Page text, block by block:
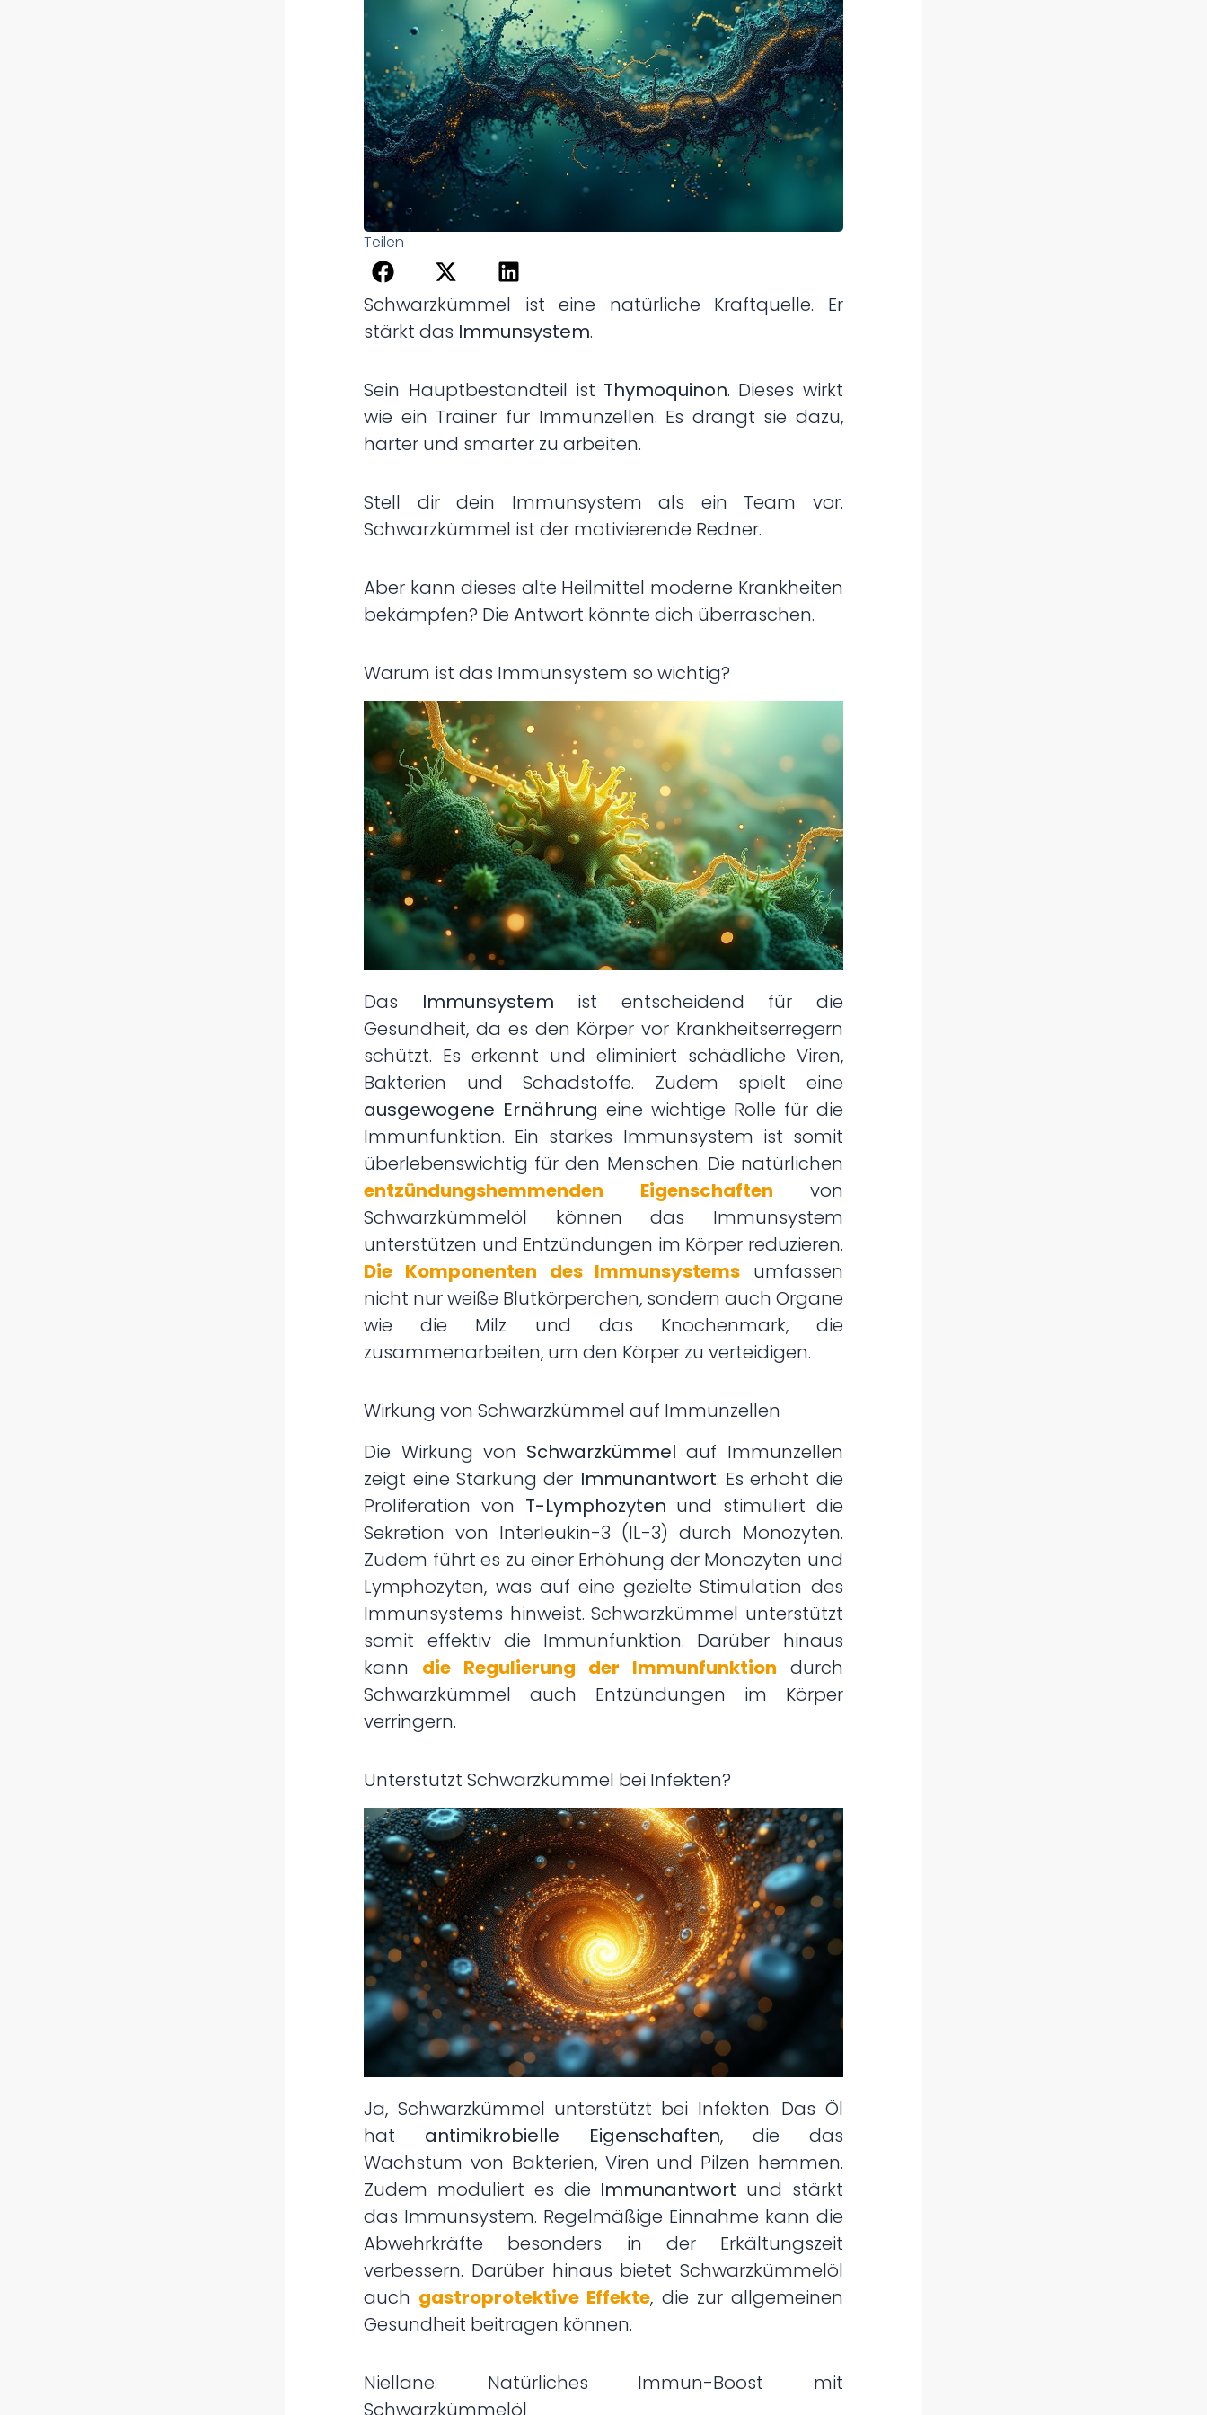
Teilen
Schwarzkümmel ist eine natürliche Kraftquelle. Er
stärkt das Immunsystem.
Sein Hauptbestandteil ist Thymoquinon. Dieses wirkt
wie ein Trainer für Immunzellen. Es drängt sie dazu,
härter und smarter zu arbeiten.
Stell dir dein Immunsystem als ein Team vor.
Schwarzkümmel ist der motivierende Redner.
Aber kann dieses alte Heilmittel moderne Krankheiten
bekämpfen? Die Antwort könnte dich überraschen.
Warum ist das Immunsystem so wichtig?
Das Immunsystem ist entscheidend für die
Gesundheit, da es den Körper vor Krankheitserregern
schützt. Es erkennt und eliminiert schädliche Viren,
Bakterien und Schadstoffe. Zudem spielt eine
ausgewogene Ernährung eine wichtige Rolle für die
Immunfunktion. Ein starkes Immunsystem ist somit
überlebenswichtig für den Menschen. Die natürlichen
entzündungshemmenden Eigenschaften von
Schwarzkümmelöl können das Immunsystem
unterstützen und Entzündungen im Körper reduzieren.
Die Komponenten des Immunsystems umfassen
nicht nur weiße Blutkörperchen, sondern auch Organe
wie die Milz und das Knochenmark, die
zusammenarbeiten, um den Körper zu verteidigen.
Wirkung von Schwarzkümmel auf Immunzellen
Die Wirkung von Schwarzkümmel auf Immunzellen
zeigt eine Stärkung der Immunantwort. Es erhöht die
Proliferation von T-Lymphozyten und stimuliert die
Sekretion von Interleukin-3 (IL-3) durch Monozyten.
Zudem führt es zu einer Erhöhung der Monozyten und
Lymphozyten, was auf eine gezielte Stimulation des
Immunsystems hinweist. Schwarzkümmel unterstützt
somit effektiv die Immunfunktion. Darüber hinaus
kann die Regulierung der Immunfunktion durch
Schwarzkümmel auch Entzündungen im Körper
verringern.
Unterstützt Schwarzkümmel bei Infekten?
Ja, Schwarzkümmel unterstützt bei Infekten. Das Öl
hat antimikrobielle Eigenschaften, die das
Wachstum von Bakterien, Viren und Pilzen hemmen.
Zudem moduliert es die Immunantwort und stärkt
das Immunsystem. Regelmäßige Einnahme kann die
Abwehrkräfte besonders in der Erkältungszeit
verbessern. Darüber hinaus bietet Schwarzkümmelöl
auch gastroprotektive Effekte, die zur allgemeinen
Gesundheit beitragen können.
Niellane: Natürliches Immun-Boost mit